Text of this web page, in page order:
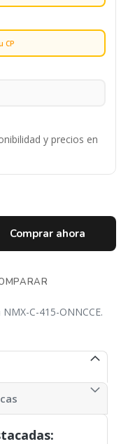
CP
y precios en
Comprar ahora
C-415-ONNCCE.